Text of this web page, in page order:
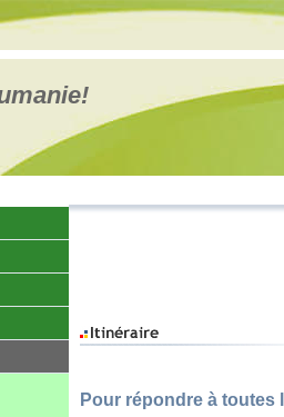
Pour répondre à